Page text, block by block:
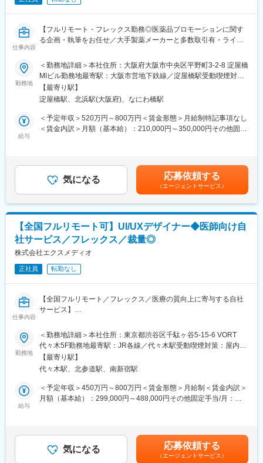
『高額でハードルが高い』という従来のイメージを変え、多くの
方の歯の悩みを解決したいとブランドを育ててきた結果、既に10
万人以上の患者様が笑顔になるお手伝いをしてきました。
2022年6月にマーケティングに特化した子会社である
SheepMedical Technologies株式会社を設立、また同年9月にはク
設立し、キレイライン矯正だけにとどまらず幅広い歯科の領域で
患者様を笑顔にするサービスを展開しております。
変更の範囲：会社の定める業務
仕事内容
【フルリモート・フレックス勤務◎医薬品プロモーションに関す
る企画・執筆をお任せ／大手製薬メーカーと多数取引有・ライタ
【はじめに】
本求人はメディカルライターの募集です。医薬品に関する資料
（パンフレットや冊子など）の企画～制作までをお任せします。
※薬効・薬理作用・成分解説などが書かれた製品情報などのプロモ
ーションです。
■原稿作成に必要な情報収集：
医学文献検索、お医者様や患者様へのインタビュー、座談会開
催、学会取材などから情報を収集いただきます。
やすく、科学的に正しく作成いただきます。
【取り扱い製品例】
■医療用医薬品の製品情報概要
■効果効能や臨床試験等のパンフレット
■座談会等の記録集
■MRの研修テキスト
■患者向け説明冊子
■Webサイトをはじめとする各種デジタル資材等
企画制作部は20名程度の部署になります。チーム体制で業務を行
っており、1チームにつき5～7名で構成さています。製薬企業か
ら転職してきた方が多くいらっしゃり、経験・知識豊富なスタッ
フが揃っています。
【キャリアパス】
ゆくゆくは販促資材の企画立案もお任せしたいと考えています。
勤務地
＜勤務地詳細＞本社住所：大阪府大阪市中央区平野町3-2-8 淀屋橋
MIビル勤務地最寄駅：大阪市営地下鉄線／淀屋橋駅受動喫煙対
策：屋内全面禁煙変更の範囲：会社の定める事業所（リモートワ
ーク含む）
【最寄り駅】
淀屋橋駅、北浜駅(大阪府)、なにわ橋駅
給与
＜予定年収＞520万円～800万円＜賃金形態＞月給制特記事項なし
＜賃金内訳＞月額（基本給）：210,000円～350,000円その他固定
昇給：有（年4回人事考課がありますが、原則評価が下がることは
ありません）賃金はあくまでも目安の金額であり、選考を通じて
上下する可能性があります。月給(月額)は固定手当を含めた表記で
す。
気になる 応募依頼する
（エージェントサービス）
【全国フルリモート可】UI/UXデザイナー◆医師向け自
社サービス／フレックス／裁量◎
株式会社エクスメディオ
正社員 転勤なし
仕事内容
【全国フルリモート／フレックス／医療の質向上に寄与する自社
サービス】
医師専用Webサービス・アプリを運営する当社にて、「ヒポク
ラ」のUI/UXデザイナーをお任せします。
■業務内容：
医師という専門性の高いユーザーに向き合い、プロダクト・マー
ケティング・ブランディングまで横断的に関わることができま
す。PM・開発ディレクター・エンジニアと連携しながら、UI/UX
っていただきたいと考えています。
勤務地
＜勤務地詳細＞本社住所：東京都渋谷区千駄ヶ谷5-15-6 VORT
代々木5F勤務地最寄駅：JR各線／代々木駅受動喫煙対策：屋内全
面禁煙変更の範囲：会社の定める事業所（リモートワーク含む）
【最寄り駅】
代々木駅、北参道駅、南新宿駅
給与
＜予定年収＞450万円～800万円＜賃金形態＞月給制＜賃金内訳＞
月額（基本給）：299,000円～488,000円その他固定手当/月：
残業手当＞有＜給与補足＞■上記「その他固定手当」：在宅勤務手
当賃金はあくまでも目安の金額であり、選考を通じて上下する可
気になる 応募依頼する
（エージェントサービス）